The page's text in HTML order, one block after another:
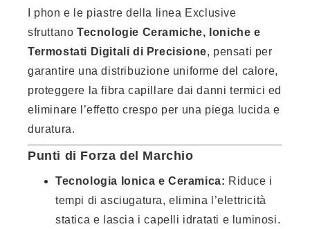
I phon e le piastre della linea Exclusive
sfruttano Tecnologie Ceramiche, Ioniche e
Termostati Digitali di Precisione, pensati per
garantire una distribuzione uniforme del calore,
proteggere la fibra capillare dai danni termici ed
eliminare l’effetto crespo per una piega lucida e
duratura.
Punti di Forza del Marchio
Tecnologia Ionica e Ceramica: Riduce i
tempi di asciugatura, elimina l’elettricità
statica e lascia i capelli idratati e luminosi.